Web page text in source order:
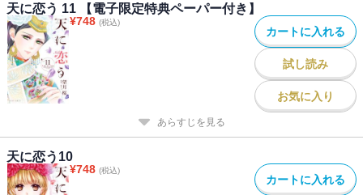
天に恋う 11 【電子限定特典ペーパー付き】
¥748 (税込)
カートに入れる
試し読み
お気に入り
あらすじを見る
天に恋う10
¥748 (税込)
カートに入れる